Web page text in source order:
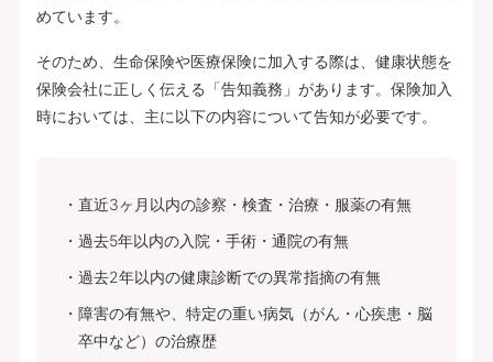
めています。
そのため、生命保険や医療保険に加入する際は、健康状態を
保険会社に正しく伝える「告知義務」があります。保険加入
時においては、主に以下の内容について告知が必要です。
直近3ヶ月以内の診察・検査・治療・服薬の有無
過去5年以内の入院・手術・通院の有無
過去2年以内の健康診断での異常指摘の有無
障害の有無や、特定の重い病気（がん・心疾患・脳
卒中など）の治療歴